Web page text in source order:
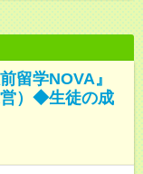
留学NOVA』
）◆生徒の成